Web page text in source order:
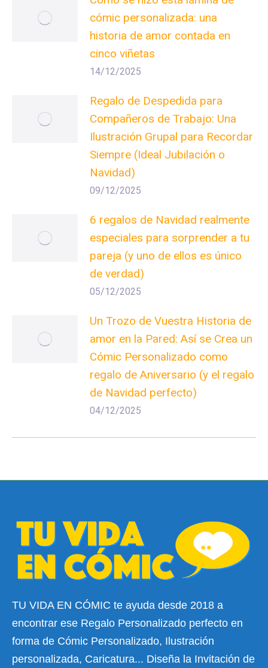
cómic personalizada: una
historia de amor contada en
cinco viñetas
14/12/2025
Regalo de Despedida para
Compañeros de Trabajo: Una
Ilustración Grupal para Recordar
Siempre (Ideal Jubilación o
Navidad)
09/12/2025
6 regalos de Navidad realmente
especiales para sorprender a tu
pareja (y uno de ellos es único
de verdad)
05/12/2025
Un Trozo de Vuestra Historia de
amor en la Pared: Así se Crea un
Cómic Personalizado como
regalo de Aniversario (y el regalo
de Navidad perfecto)
04/12/2025
TU VIDA EN CÓMIC te ayuda desde 2018 a
encontrar ese Regalo Personalizado perfecto en
forma de Cómic Personalizado, Ilustración
personalizada, Caricatura... Diseña la Invitación de